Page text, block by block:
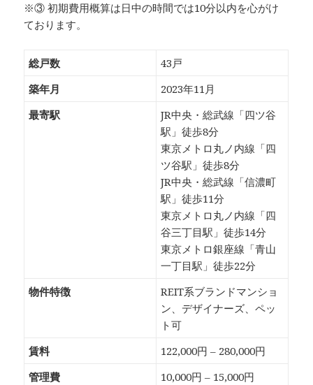
※③ 初期費用概算は日中の時間では10分以内を心がけ
ております。
総戸数
43戸
築年月
2023年11月
最寄駅
JR中央・総武線「四ツ谷
駅」徒歩8分
東京メトロ丸ノ内線「四
ツ谷駅」徒歩8分
JR中央・総武線「信濃町
駅」徒歩11分
東京メトロ丸ノ内線「四
谷三丁目駅」徒歩14分
東京メトロ銀座線「青山
一丁目駅」徒歩22分
物件特徴
REIT系ブランドマンショ
ン、デザイナーズ、ペッ
ト可
賃料
122,000円 – 280,000円
管理費
10,000円 – 15,000円